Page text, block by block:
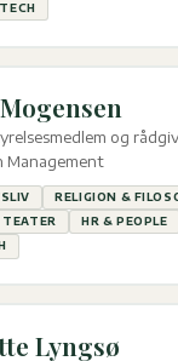
og
Management
RELIGION &
HR & PEOPLE
Lyngsø